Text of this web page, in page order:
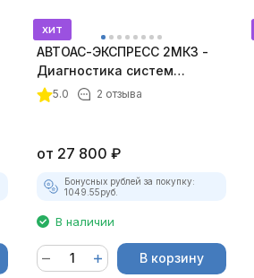
хит
АВТОАС-ЭКСПРЕСС 2МК3 -
Диагностика систем
зажигания
5.0 2 отзыва
от 27 800 ₽
Бонусных рублей за покупку:
1049.55руб.
В наличии
В корзину